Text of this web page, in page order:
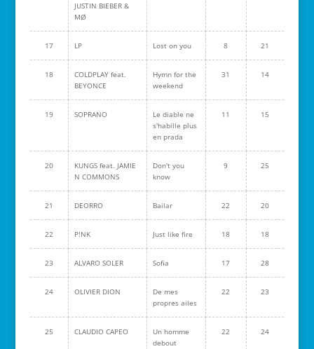
JUSTIN BIEBER &
MØ
17 LP Lost on you 8 21
18
COLDPLAY feat.
BEYONCE
Hymn for the
weekend
31 14
19 SOPRANO
Le diable ne
s'habille plus
en prada
11 15
20
KUNGS feat. JAMIE
N COMMONS
Don't you
know
9 25
21 DEORRO Bailar 22 20
22 P!NK Just like fire 18 18
23 ALVARO SOLER Sofia 17 28
24 OLIVIER DION
De mes
propres ailes
22 23
25 CLAUDIO CAPEO
Un homme
debout
22 24